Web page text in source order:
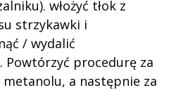
włożyć tłok z
strzykawki i
/ wydalić
Powtórzyć procedurę za
a następnie za